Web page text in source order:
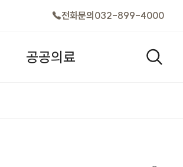
전화문의 032-899-4000
공공의료 검색창